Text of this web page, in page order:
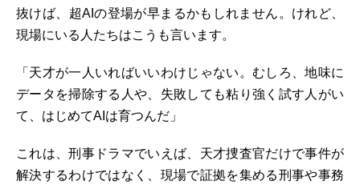
抜けば、超AIの登場が早まるかもしれません。けれど、
現場にいる人たちはこうも言います。
「天才が一人いればいいわけじゃない。むしろ、地味に
データを掃除する人や、失敗しても粘り強く試す人がい
て、はじめてAIは育つんだ」
これは、刑事ドラマでいえば、天才捜査官だけで事件が
解決するわけではなく、現場で証拠を集める刑事や事務